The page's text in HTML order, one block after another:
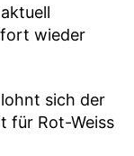
wieder
sich der
für Rot-Weiss